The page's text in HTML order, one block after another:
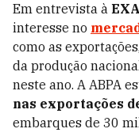
Em entrevista à
interesse no
como as
da produção
neste ano. A ABPA
nas exportações
embarques de 30